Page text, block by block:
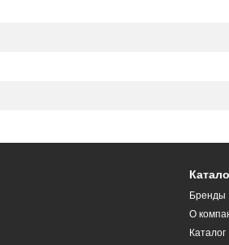
Бренды
О
Каталог